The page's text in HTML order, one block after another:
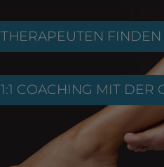
THERAPEUTEN FINDEN
1:1 COACHING MIT DER